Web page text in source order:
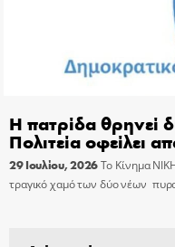
Η πατρίδα θρηνεί
Πολιτεία οφείλει
29 Ιουλίου, 2026Το Κίνημα
τραγικό χαμό των δύο νέων